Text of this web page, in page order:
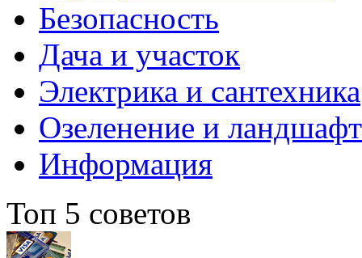
Безопасность
Дача и участок
Электрика и сантехника
Озеленение и
Информация
Топ 5 советов